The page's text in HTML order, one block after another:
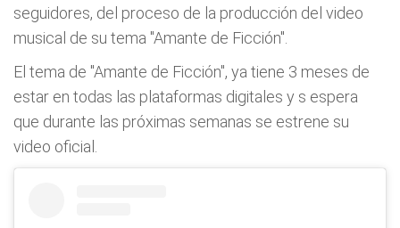
seguidores, del proceso de la producción del video
musical de su tema "Amante de Ficción".
El tema de "Amante de Ficción", ya tiene 3 meses de
estar en todas las plataformas digitales y s espera
que durante las próximas semanas se estrene su
video oficial.